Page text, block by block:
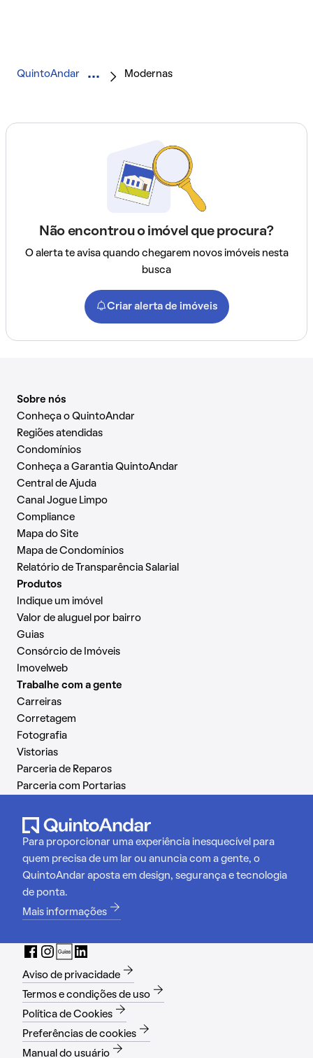
QuintoAndar Modernas
Não encontrou o imóvel que procura?
O alerta te avisa quando chegarem novos imóveis nesta
busca
Criar alerta de imóveis
Sobre nós
Conheça o QuintoAndar
Regiões atendidas
Condomínios
Conheça a Garantia QuintoAndar
Central de Ajuda
Canal Jogue Limpo
Compliance
Mapa do Site
Mapa de Condomínios
Relatório de Transparência Salarial
Produtos
Indique um imóvel
Valor de aluguel por bairro
Guias
Consórcio de Imóveis
Imovelweb
Trabalhe com a gente
Carreiras
Corretagem
Fotografia
Vistorias
Parceria de Reparos
Parceria com Portarias
Para proporcionar uma experiência inesquecível para
quem precisa de um lar ou anuncia com a gente, o
QuintoAndar aposta em design, segurança e tecnologia
de ponta.
Mais informações
Aviso de privacidade
Termos e condições de uso
Política de Cookies
Preferências de cookies
Manual do usuário